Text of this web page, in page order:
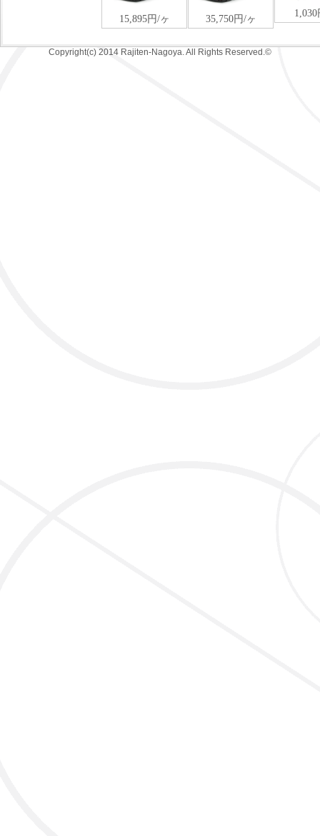
Copyright(c) 2014 Rajiten-Nagoya. All Rights Reserved.©